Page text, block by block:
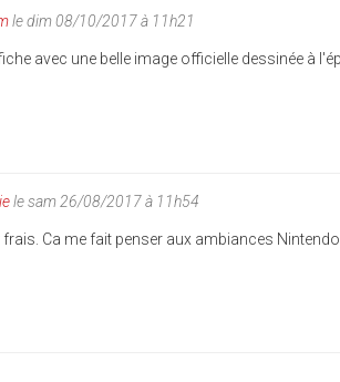
le dim 08/10/2017 à 11h21
avec une belle image officielle dessinée à
le sam 26/08/2017 à 11h54
frais. Ca me fait penser aux ambiances